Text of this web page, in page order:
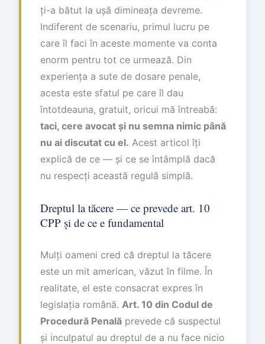
ți-a bătut la ușă dimineața devreme.
Indiferent de scenariu, primul lucru pe
care îl faci în aceste momente va conta
enorm pentru tot ce urmează. Din
experiența a sute de dosare penale,
acesta este sfatul pe care îl dau
întotdeauna, gratuit, oricui mă întreabă:
taci, cere avocat și nu semna nimic până
nu ai discutat cu el. Acest articol îți
explică de ce — și ce se întâmplă dacă
nu respecți această regulă simplă.
Dreptul la tăcere — ce prevede art. 10
CPP și de ce e fundamental
Mulți oameni cred că dreptul la tăcere
este un mit american, văzut în filme. În
realitate, el este consacrat expres în
legislația română. Art. 10 din Codul de
Procedură Penală prevede că suspectul
și inculpatul au dreptul de a nu face nicio